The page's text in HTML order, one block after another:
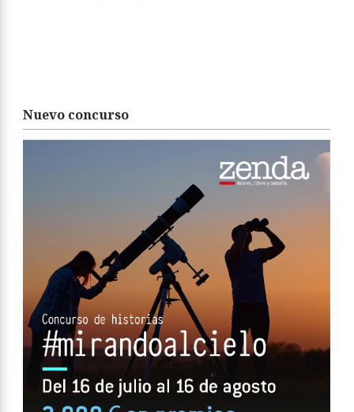
Nuevo concurso